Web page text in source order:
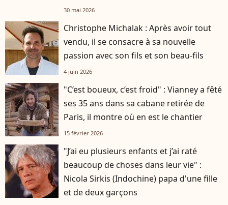
Mimosas
30 mai 2026
Christophe Michalak : Après avoir tout
vendu, il se consacre à sa nouvelle
passion avec son fils et son beau-fils
4 juin 2026
"C’est boueux, c’est froid" : Vianney a fêté
ses 35 ans dans sa cabane retirée de
Paris, il montre où en est le chantier
15 février 2026
"J’ai eu plusieurs enfants et j’ai raté
beaucoup de choses dans leur vie" :
Nicola Sirkis (Indochine) papa d'une fille
et de deux garçons